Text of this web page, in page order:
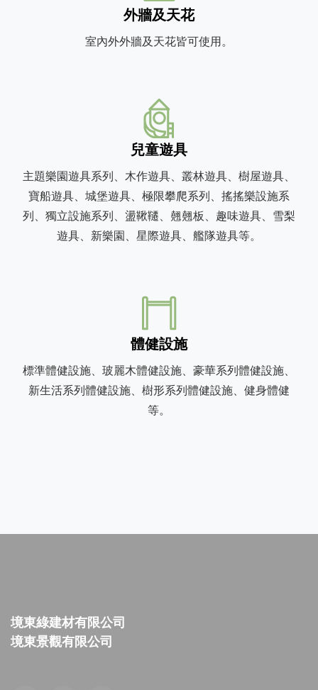
外牆及天花
室內外外牆及天花皆可使用。
兒童遊具
主題樂園遊具系列、木作遊具、叢林遊具、樹屋遊具、
寶船遊具、城堡遊具、極限攀爬系列、搖搖樂設施系
列、獨立設施系列、盪鞦韆、翹翹板、趣味遊具、雪梨
遊具、新樂園、星際遊具、艦隊遊具等。
體健設施
標準體健設施、玻麗木體健設施、豪華系列體健設施、
新生活系列體健設施、樹形系列體健設施、健身體健
等。
境東綠建材有限公司
境東景觀有限公司